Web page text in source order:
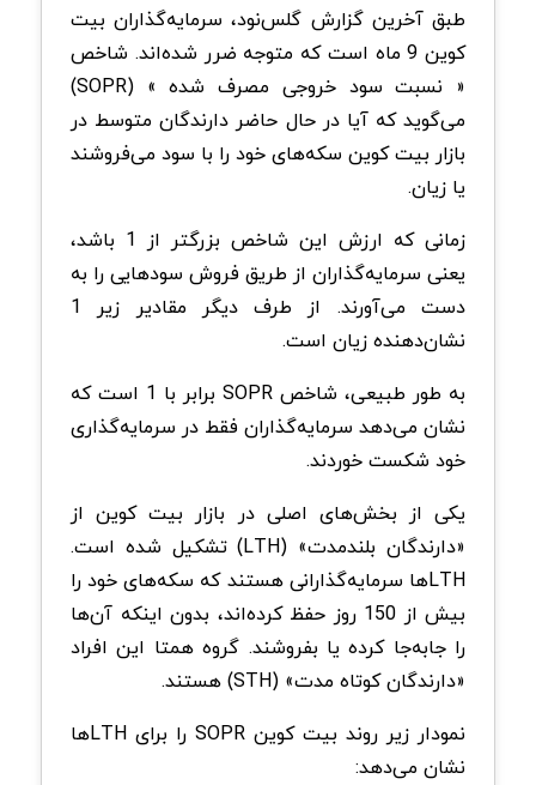
طبق آخرین گزارش گلس‌نود، سرمایه‌گذاران بیت
کوین 9 ماه است که متوجه ضرر شده‌اند. شاخص
« نسبت سود خروجی مصرف شده » (SOPR)
می‌گوید که آیا در حال حاضر دارندگان متوسط در
بازار بیت کوین سکه‌های خود را با سود می‌فروشند
یا زیان.
زمانی که ارزش این شاخص بزرگتر از 1 باشد،
یعنی سرمایه‌گذاران از طریق فروش سودهایی را به
دست می‌آورند. از طرف دیگر مقادیر زیر 1
نشان‌دهنده زیان است.
به طور طبیعی، شاخص SOPR برابر با 1 است که
نشان می‌دهد سرمایه‌گذاران فقط در سرمایه‌گذاری
خود شکست خوردند.
یکی از بخش‌های اصلی در بازار بیت کوین از
«دارندگان بلندمدت» (LTH) تشکیل شده است.
LTHها سرمایه‌گذارانی هستند که سکه‌های خود را
بیش از 150 روز حفظ کرده‌اند، بدون اینکه آن‌ها
را جابه‌جا کرده یا بفروشند. گروه همتا این افراد
«دارندگان کوتاه مدت» (STH) هستند.
نمودار زیر روند بیت کوین SOPR را برای LTH‌ها
نشان می‌دهد: